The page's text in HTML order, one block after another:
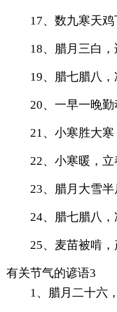
17、数九寒天鸡
18、腊月三白，
19、腊七腊八，
20、一早一晚勤
21、小寒胜大寒
22、小寒暖，立
23、腊月大雪半
24、腊七腊八，
25、麦苗被啃，
有关节气的谚语3
1、腊月二十六